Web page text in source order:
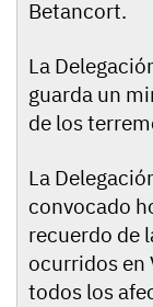
Betancort.
La
guarda un
de los
La
convocado
recuerdo de
ocurridos en
todos los